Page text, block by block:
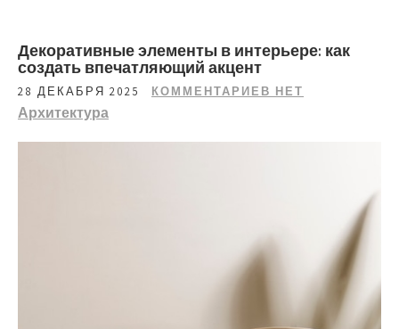
Декоративные элементы в интерьере: как
создать впечатляющий акцент
28 ДЕКАБРЯ 2025 КОММЕНТАРИЕВ НЕТ
Архитектура